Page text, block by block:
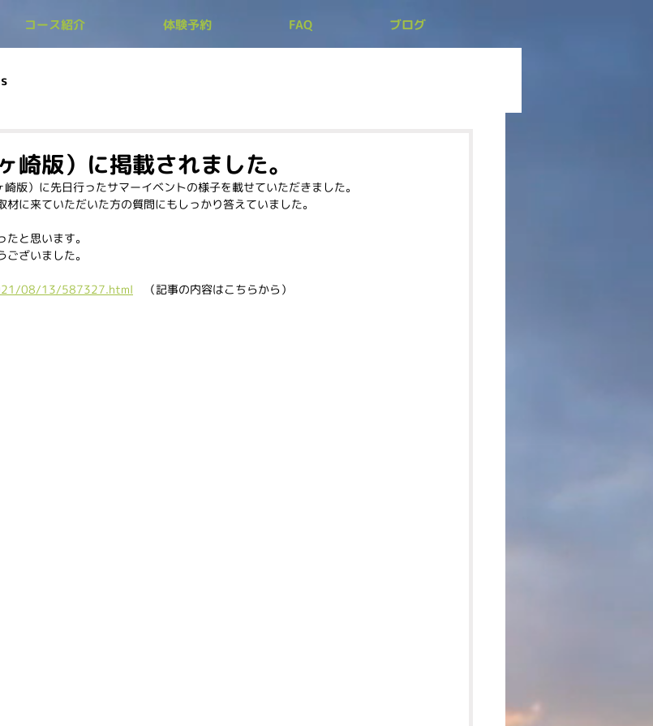
コース紹介 体験予約 FAQ ブログ
崎版）に掲載されました。
版）に先日行ったサマーイベントの様子を載せていただきました。
に来ていただいた方の質問にもしっかり答えていました。
と思います。
ざいました。
08/13/587327.html （記事の内容はこちらから）